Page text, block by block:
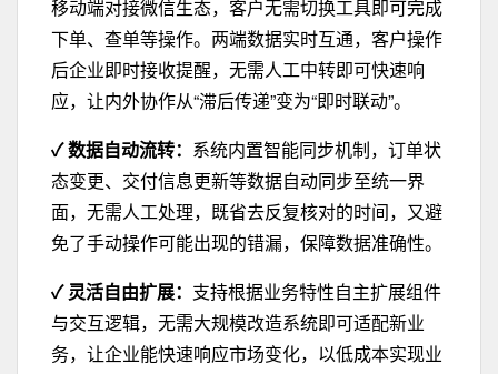
移动端对接微信生态，客户无需切换工具即可完成
下单、查单等操作。两端数据实时互通，客户操作
后企业即时接收提醒，无需人工中转即可快速响
应，让内外协作从“滞后传递”变为“即时联动”。
✓ 数据自动流转： 系统内置智能同步机制，订单状
态变更、交付信息更新等数据自动同步至统一界
面，无需人工处理，既省去反复核对的时间，又避
免了手动操作可能出现的错漏，保障数据准确性。
✓ 灵活自由扩展： 支持根据业务特性自主扩展组件
与交互逻辑，无需大规模改造系统即可适配新业
务，让企业能快速响应市场变化，以低成本实现业